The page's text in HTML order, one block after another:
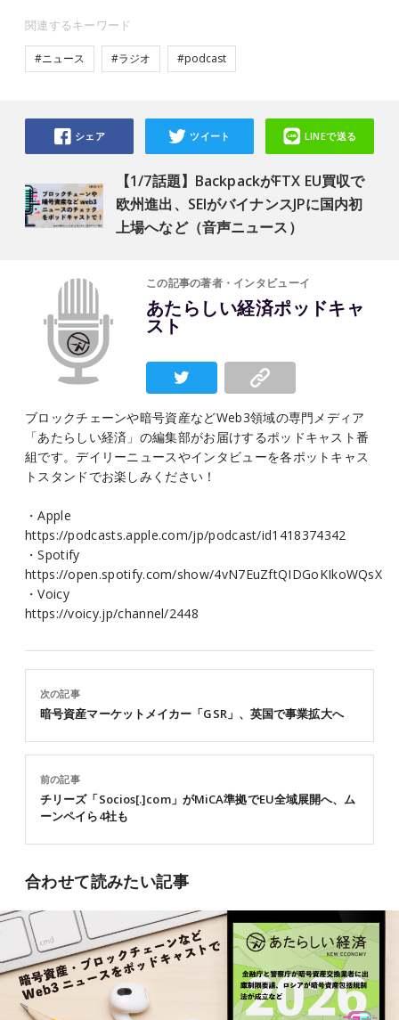
関連するキーワード
#ニュース #ラジオ #podcast
【1/7話題】BackpackがFTX EU買収で
欧州進出、SEIがバイナンスJPに国内初
上場へなど（音声ニュース）
シェア ツイート LINEで送る
この記事の著者・インタビューイ
あたらしい経済ポッドキャ
スト
ブロックチェーンや暗号資産などWeb3領域の専門メディア
「あたらしい経済」の編集部がお届けするポッドキャスト番
組です。デイリーニュースやインタビューを各ポットキャス
トスタンドでお楽しみください！
・Apple
https://podcasts.apple.com/jp/podcast/id1418374342
・Spotify
https://open.spotify.com/show/4vN7EuZftQIDGoKIkoWQsX
・Voicy
https://voicy.jp/channel/2448
前の記事
チリーズ「Socios[.]com」がMiCA準拠でEU全域展開へ、ム
ーンペイら4社も
次の記事
暗号資産マーケットメイカー「GSR」、英国で事業拡大へ
合わせて読みたい記事